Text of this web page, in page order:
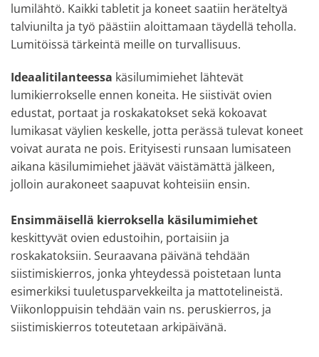
lumilähtö. Kaikki tabletit ja koneet saatiin heräteltyä
talviunilta ja työ päästiin aloittamaan täydellä teholla.
Lumitöissä tärkeintä meille on turvallisuus.
Ideaalitilanteessa käsilumimiehet lähtevät
lumikierrokselle ennen koneita. He siistivät ovien
edustat, portaat ja roskakatokset sekä kokoavat
lumikasat väylien keskelle, jotta perässä tulevat koneet
voivat aurata ne pois. Erityisesti runsaan lumisateen
aikana käsilumimiehet jäävät väistämättä jälkeen,
jolloin aurakoneet saapuvat kohteisiin ensin.
Ensimmäisellä kierroksella käsilumimiehet
keskittyvät ovien edustoihin, portaisiin ja
roskakatoksiin. Seuraavana päivänä tehdään
siistimiskierros, jonka yhteydessä poistetaan lunta
esimerkiksi tuuletusparvekkeilta ja mattotelineistä.
Viikonloppuisin tehdään vain ns. peruskierros, ja
siistimiskierros toteutetaan arkipäivänä.